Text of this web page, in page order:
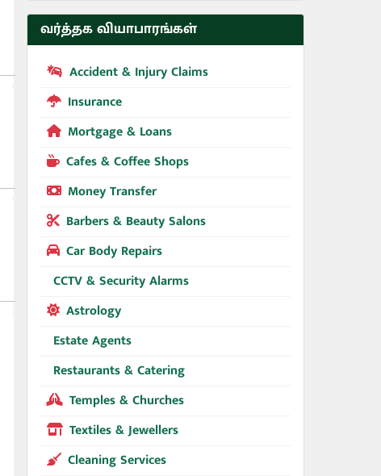
வர்த்தக வியாபாரங்கள்
Accident & Injury Claims
Insurance
Mortgage & Loans
Cafes & Coffee Shops
Money Transfer
Barbers & Beauty Salons
Car Body Repairs
CCTV & Security Alarms
Astrology
Estate Agents
Restaurants & Catering
Temples & Churches
Textiles & Jewellers
Cleaning Services